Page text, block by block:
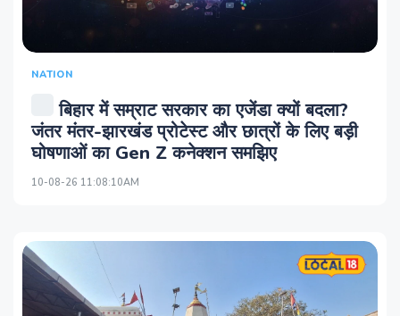
NATION
बिहार में सम्राट सरकार का एजेंडा क्यों बदला?
जंतर मंतर-झारखंड प्रोटेस्ट और छात्रों के लिए बड़ी
घोषणाओं का Gen Z कनेक्शन समझिए
10-08-26 11:08:10AM